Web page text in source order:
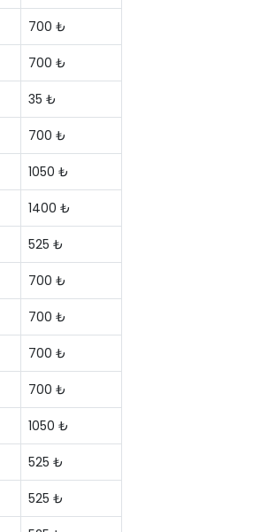
700 ₺
700 ₺
35 ₺
700 ₺
1050 ₺
1400 ₺
525 ₺
700 ₺
700 ₺
700 ₺
700 ₺
1050 ₺
525 ₺
525 ₺